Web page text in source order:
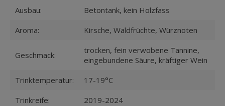
Ausbau:
Betontank, kein Holzfass
Aroma:
Kirsche, Waldfrüchte, Würznoten
Geschmack:
trocken, fein verwobene Tannine,
eingebundene Säure, kräftiger Wein
Trinktemperatur:
17-19°C
Trinkreife:
2019-2024